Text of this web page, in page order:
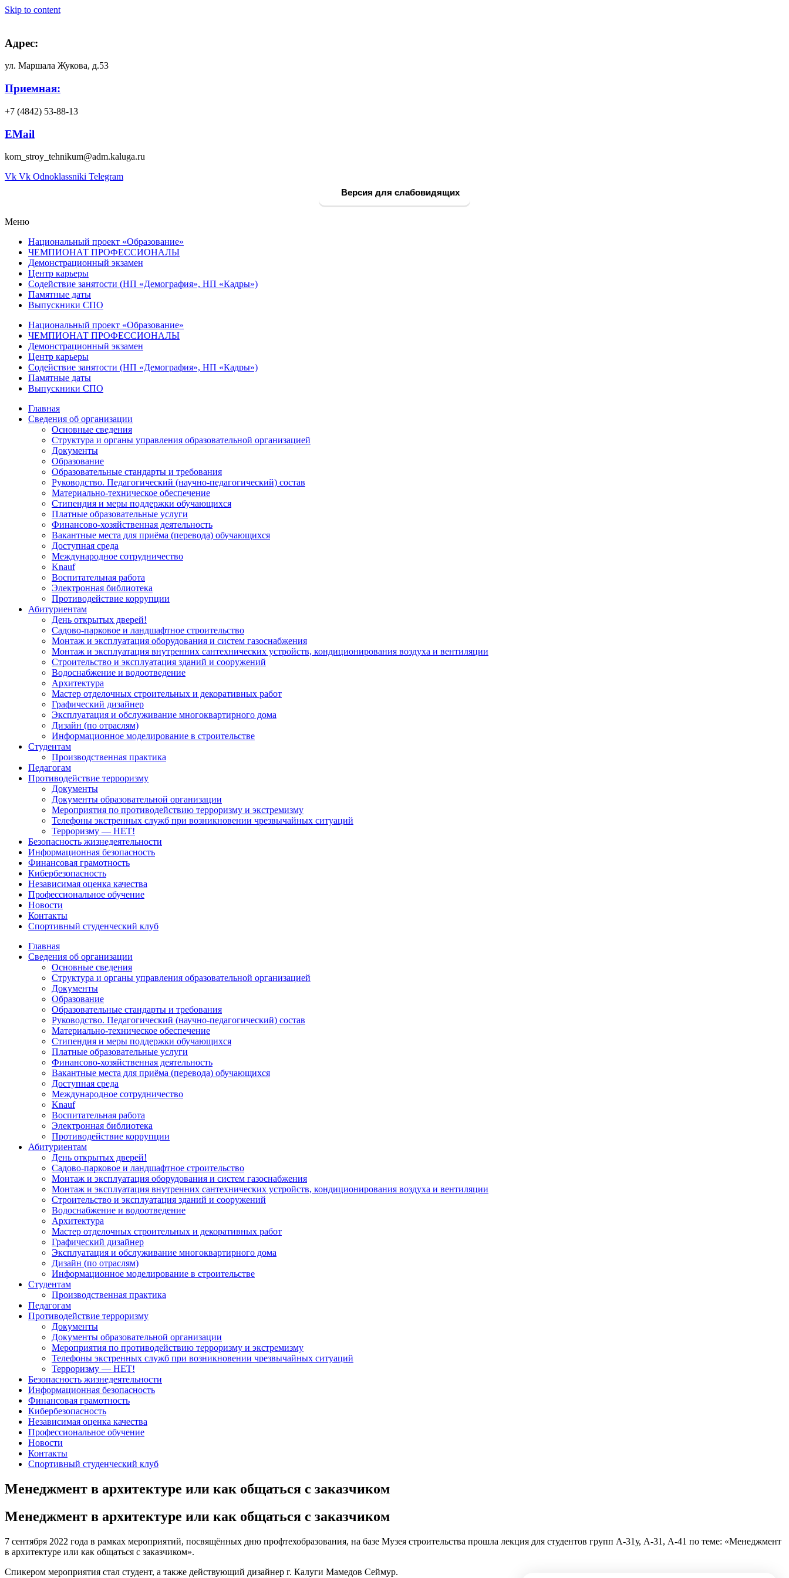
Skip to content
Адрес:
ул. Маршала Жукова, д.53
Приемная:
+7 (4842) 53-88-13
EMail
kom_stroy_tehnikum@adm.kaluga.ru
Vk Vk Odnoklassniki Telegram
Версия для слабовидящих
Меню
Национальный проект «Образование»
ЧЕМПИОНАТ ПРОФЕССИОНАЛЫ
Демонстрационный экзамен
Центр карьеры
Содействие занятости (НП «Демография», НП «Кадры»)
Памятные даты
Выпускники СПО
Национальный проект «Образование»
ЧЕМПИОНАТ ПРОФЕССИОНАЛЫ
Демонстрационный экзамен
Центр карьеры
Содействие занятости (НП «Демография», НП «Кадры»)
Памятные даты
Выпускники СПО
Главная
Сведения об организации
Основные сведения
Структура и органы управления образовательной организацией
Документы
Образование
Образовательные стандарты и требования
Руководство. Педагогический (научно-педагогический) состав
Материально-техническое обеспечение
Стипендия и меры поддержки обучающихся
Платные образовательные услуги
Финансово-хозяйственная деятельность
Вакантные места для приёма (перевода) обучающихся
Доступная среда
Международное сотрудничество
Knauf
Воспитательная работа
Электронная библиотека
Противодействие коррупции
Абитуриентам
День открытых дверей!
Садово-парковое и ландшафтное строительство
Монтаж и эксплуатация оборудования и систем газоснабжения
Монтаж и эксплуатация внутренних сантехнических устройств, кондиционирования воздуха и вентиляции
Строительство и эксплуатация зданий и сооружений
Водоснабжение и водоотведение
Архитектура
Мастер отделочных строительных и декоративных работ
Графический дизайнер
Эксплуатация и обслуживание многоквартирного дома
Дизайн (по отраслям)
Информационное моделирование в строительстве
Студентам
Производственная практика
Педагогам
Противодействие терроризму
Документы
Документы образовательной организации
Мероприятия по противодействию терроризму и экстремизму
Телефоны экстренных служб при возникновении чрезвычайных ситуаций
Терроризму — НЕТ!
Безопасность жизнедеятельности
Информационная безопасность
Финансовая грамотность
Кибербезопасность
Независимая оценка качества
Профессиональное обучение
Новости
Контакты
Спортивный студенческий клуб
Главная
Сведения об организации
Основные сведения
Структура и органы управления образовательной организацией
Документы
Образование
Образовательные стандарты и требования
Руководство. Педагогический (научно-педагогический) состав
Материально-техническое обеспечение
Стипендия и меры поддержки обучающихся
Платные образовательные услуги
Финансово-хозяйственная деятельность
Вакантные места для приёма (перевода) обучающихся
Доступная среда
Международное сотрудничество
Knauf
Воспитательная работа
Электронная библиотека
Противодействие коррупции
Абитуриентам
День открытых дверей!
Садово-парковое и ландшафтное строительство
Монтаж и эксплуатация оборудования и систем газоснабжения
Монтаж и эксплуатация внутренних сантехнических устройств, кондиционирования воздуха и вентиляции
Строительство и эксплуатация зданий и сооружений
Водоснабжение и водоотведение
Архитектура
Мастер отделочных строительных и декоративных работ
Графический дизайнер
Эксплуатация и обслуживание многоквартирного дома
Дизайн (по отраслям)
Информационное моделирование в строительстве
Студентам
Производственная практика
Педагогам
Противодействие терроризму
Документы
Документы образовательной организации
Мероприятия по противодействию терроризму и экстремизму
Телефоны экстренных служб при возникновении чрезвычайных ситуаций
Терроризму — НЕТ!
Безопасность жизнедеятельности
Информационная безопасность
Финансовая грамотность
Кибербезопасность
Независимая оценка качества
Профессиональное обучение
Новости
Контакты
Спортивный студенческий клуб
Менеджмент в архитектуре или как общаться с заказчиком
Менеджмент в архитектуре или как общаться с заказчиком
7 сентября 2022 года в рамках мероприятий, посвящённых дню профтехобразования, на базе Музея строительства прошла лекция для студентов групп А-31у, А-31, А-41 по теме: «Менеджмент
в архитектуре или как общаться с заказчиком».
Спикером мероприятия стал студент, а также действующий дизайнер г. Калуги Мамедов Сеймур.